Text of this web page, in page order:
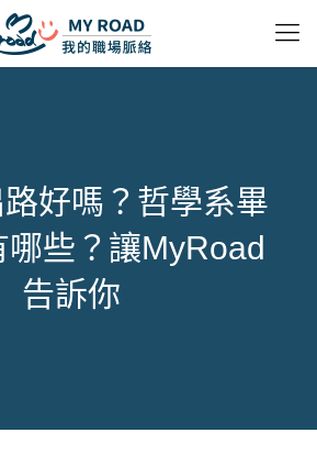
好嗎？哲學系畢
哪些？讓MyRoad
告訴你